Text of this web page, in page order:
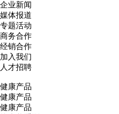
企业新闻
媒体报道
专题活动
商务合作
经销合作
加入我们
人才招聘
健康产品
健康产品
健康产品